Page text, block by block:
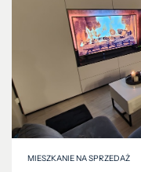
MIESZKANIE NA SPRZEDAŻ